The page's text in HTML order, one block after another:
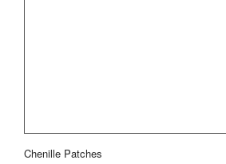
Chenille Patches